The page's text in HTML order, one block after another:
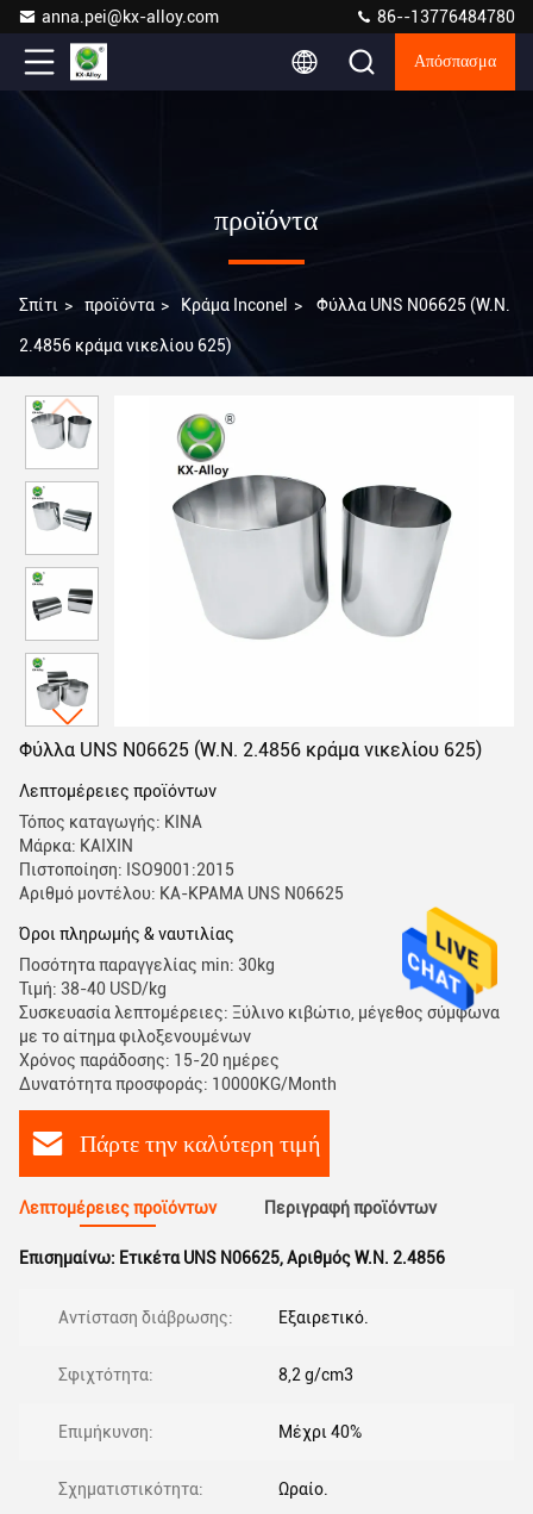
anna.pei@kx-alloy.com 86--13776484780
Απόσπασμα
προϊόντα
Σπίτι > προϊόντα > Κράμα Inconel > Φύλλα UNS N06625 (W.N.
2.4856 κράμα νικελίου 625)
Φύλλα UNS N06625 (W.N. 2.4856 κράμα νικελίου 625)
Λεπτομέρειες προϊόντων
Τόπος καταγωγής: ΚΙΝΑ
Μάρκα: KAIXIN
Πιστοποίηση: ISO9001:2015
Αριθμό μοντέλου: ΚΑ-ΚΡΑΜΑ UNS N06625
Όροι πληρωμής & ναυτιλίας
Ποσότητα παραγγελίας min: 30kg
Τιμή: 38-40 USD/kg
Συσκευασία λεπτομέρειες: Ξύλινο κιβώτιο, μέγεθος σύμφωνα
με το αίτημα φιλοξενουμένων
Χρόνος παράδοσης: 15-20 ημέρες
Δυνατότητα προσφοράς: 10000KG/Month
Πάρτε την καλύτερη τιμή
Λεπτομέρειες προϊόντων Περιγραφή προϊόντων
Επισημαίνω: Ετικέτα UNS N06625,Αριθμός W.N. 2.4856
Αντίσταση διάβρωσης: Εξαιρετικό.
Σφιχτότητα: 8,2 g/cm3
Επιμήκυνση: Μέχρι 40%
Σχηματιστικότητα: Ωραίο.